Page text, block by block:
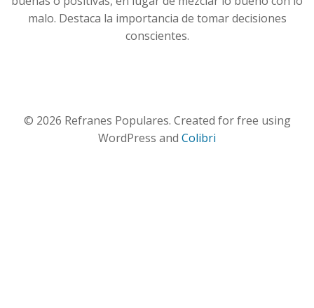
malo. Destaca la importancia de tomar decisiones
conscientes.
© 2026 Refranes Populares. Created for free using
WordPress and Colibri